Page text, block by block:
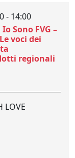
- 14:00
Sono FVG –
voci dei
regionali
LOVE